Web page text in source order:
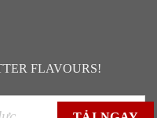
FLAVOURS!